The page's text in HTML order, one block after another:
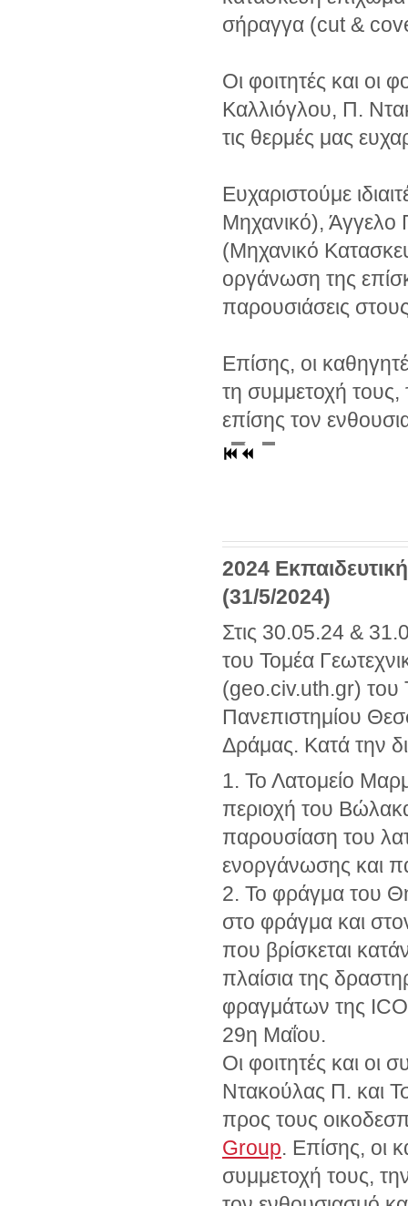
σήραγγα (cut &
Οι φοιτητές και οι
Καλλιόγλου, Π.
τις θερμές μας
Ευχαριστούμε
Μηχανικό), Άγγελο
(Μηχανικό
οργάνωση της
παρουσιάσεις στους
Επίσης, οι
τη συμμετοχή
επίσης τον
2024
(31/5/2024)
Στις 30.05.24 &
του Τομέα
(geo.civ.uth.gr) του
Πανεπιστημίου
Δράμας. Κατά την
1. Το Λατομείο
περιοχή του
παρουσίαση του
ενοργάνωσης και
2. Το φράγμα του
στο φράγμα και
που βρίσκεται
πλαίσια της
φραγμάτων της
29η Μαΐου.
Οι φοιτητές και οι
Ντακούλας Π. και
προς τους
Group. Επίσης, οι
συμμετοχή τους,